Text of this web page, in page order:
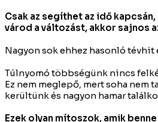
Csak az segíthet az idő
várod a változást, akkor sajnos
Nagyon sok ehhez hasonló tévhit
Túlnyomó többségünk nincs
Ez nem meglepő, mert soha nem
kerültünk és nagyon hamar
Ezek olyan mítoszok, amik